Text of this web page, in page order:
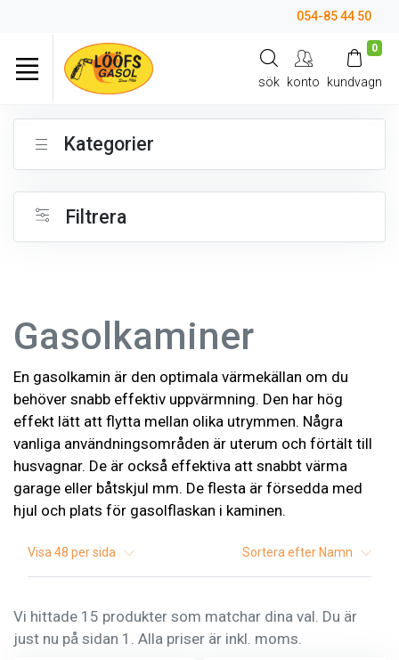
054-85 44 50
sök konto
0
kundvagn
Kategorier
Filtrera
Gasolkaminer
En gasolkamin är den optimala värmekällan om du
behöver snabb effektiv uppvärmning. Den har hög
effekt lätt att flytta mellan olika utrymmen. Några
vanliga användningsområden är uterum och förtält till
husvagnar. De är också effektiva att snabbt värma
garage eller båtskjul mm. De flesta är försedda med
hjul och plats för gasolflaskan i kaminen.
Visa48 per sida Sortera efter Namn
Vi hittade 15 produkter som matchar dina val. Du är
just nu på sidan 1. Alla priser är inkl. moms.